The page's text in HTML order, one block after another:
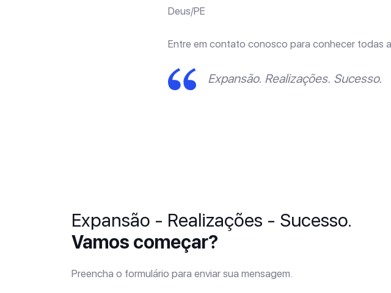
Deus/PE
Entre em contato conosco para conhecer todas
Expansão. Realizações. Sucesso.
Expansão - Realizações - Sucesso.
Vamos começar?
Preencha o formulário para enviar sua mensagem.